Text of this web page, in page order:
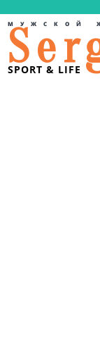
SPORT & LIFE
МУЖСКОЙ